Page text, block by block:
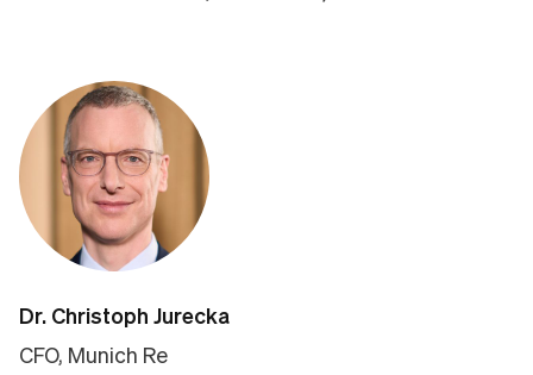
Dr. Christoph Jurecka
CFO, Munich Re